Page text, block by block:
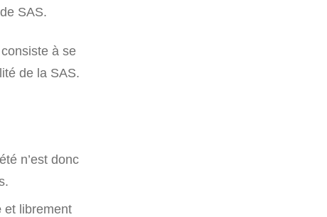
SAS.
à se
de la SAS.
n’est donc
et librement